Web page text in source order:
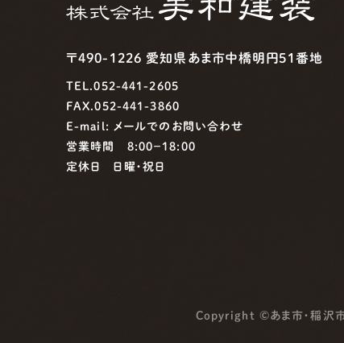
〒490-1226 愛知県あま市中橋明円51番地
TEL.052-441-2605
FAX.052-441-3860
E-mail: メールでのお問い合わせ
営業時間 8:00−18:00
定休日 日曜・祝日
Copyright ©あま市・稲沢